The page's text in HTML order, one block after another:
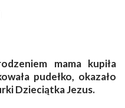
mama kupiła
pudełko, okazało
Dzieciątka Jezus.